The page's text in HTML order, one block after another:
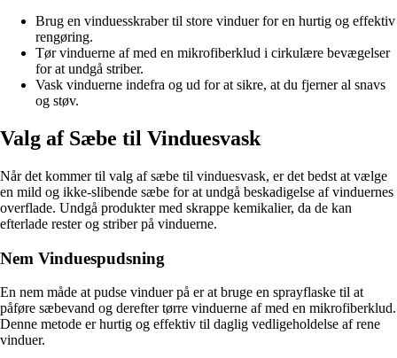
Brug en vinduesskraber til store vinduer for en hurtig og effektiv
rengøring.
Tør vinduerne af med en mikrofiberklud i cirkulære bevægelser
for at undgå striber.
Vask vinduerne indefra og ud for at sikre, at du fjerner al snavs
og støv.
Valg af Sæbe til Vinduesvask
Når det kommer til valg af sæbe til vinduesvask, er det bedst at vælge
en mild og ikke-slibende sæbe for at undgå beskadigelse af vinduernes
overflade. Undgå produkter med skrappe kemikalier, da de kan
efterlade rester og striber på vinduerne.
Nem Vinduespudsning
En nem måde at pudse vinduer på er at bruge en sprayflaske til at
påføre sæbevand og derefter tørre vinduerne af med en mikrofiberklud.
Denne metode er hurtig og effektiv til daglig vedligeholdelse af rene
vinduer.